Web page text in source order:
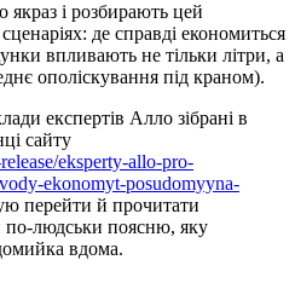
і розбирають цей
де справді економиться
впливають не тільки літри, а
ополіскування під краном).
експертів Алло зібрані в
сайту
eksperty-allo-pro-
ekonomyt-posudomyyna-
перейти й прочитати
по-людськи поясню, яку
вдома.